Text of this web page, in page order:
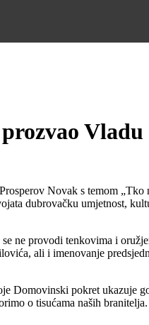
Novak s temom „Tko
dubrovačku umjetnost,
ne provodi tenkovima i
ali i imenovanje
Domovinski pokret ukazuje
o tisućama naših